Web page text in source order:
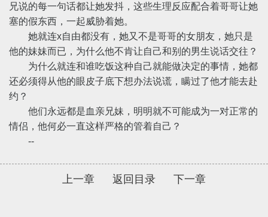
兄说的每一句话都让她发抖，这些生理反应配合着哥哥让她
塞的假东西，一起威胁着她。
她就连x自由都没有，她又不是哥哥的女朋友，她只是
他的妹妹而已，为什么他不肯让自己和别的男生说话交往？
为什么就连和谁吃饭这种自己就能做决定的事情，她都
还必须得从他的眼皮子底下想办法说谎，瞒过了他才能去赴
约？
他们永远都是血亲兄妹，明明就不可能成为一对正常的
情侣，他何必一直这样严格的管着自己？
--
上一章 返回目录 下一章